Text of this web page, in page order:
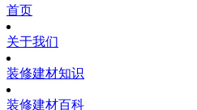
首页
关于我们
装修建材知识
装修建材百科